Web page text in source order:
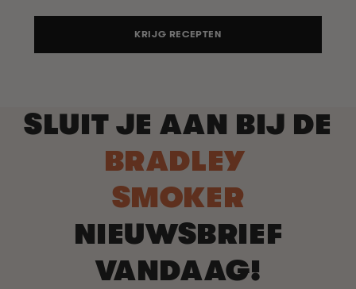
KRIJG RECEPTEN
SLUIT JE AAN BIJ DE
BRADLEY
SMOKER
NIEUWSBRIEF
VANDAAG!